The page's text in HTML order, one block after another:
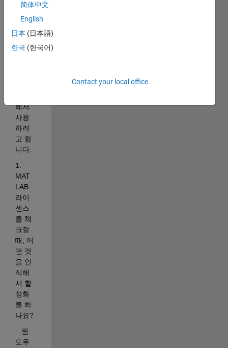
개인
PC가
아닌
계정
해서
사용
하려
고 합
니다.
1.
MAT
LAB
라이
센스
를 체
크할
때, 어
떤 것
을 인
식해
서 활
성화
를 하
나요?
   윈
도우
简体中文
English
日本 (日本語)
한국 (한국어)
Contact your local office